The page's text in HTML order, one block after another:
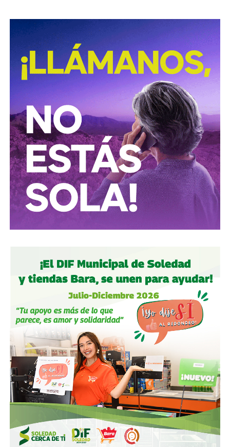
“La verdad es que vamos muy fuerte en el tema de
seguridad, vamos a cerrar muy fuerte”, concluyó.
También lee:CEA mantiene vigilancia en presas de SLP